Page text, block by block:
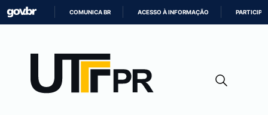
CONTEÚDO
COMUNICA BR ACESSO À INFORMAÇÃO PARTICIPE